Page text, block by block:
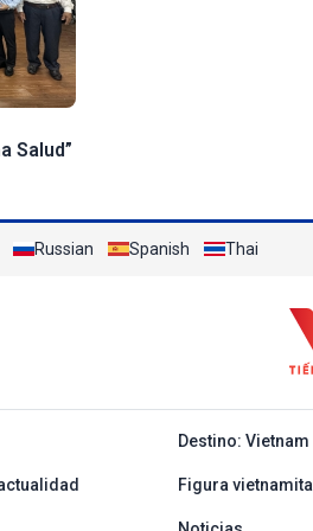
Salud”
Russian Spanish Thai
Destino: Vietnam
Figura vietnamita